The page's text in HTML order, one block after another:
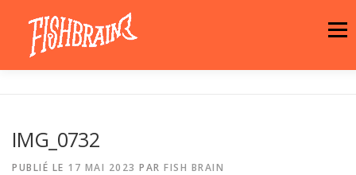
contenu
Menu
LA BOUTIQUE
IMG_0732
PUBLIÉ LE 17 MAI 2023 PAR FISH BRAIN